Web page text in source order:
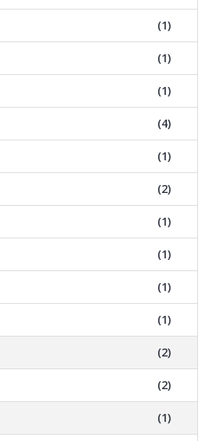
(1)
(1)
(1)
(4)
(1)
(2)
(1)
(1)
(1)
(1)
(2)
(2)
(1)